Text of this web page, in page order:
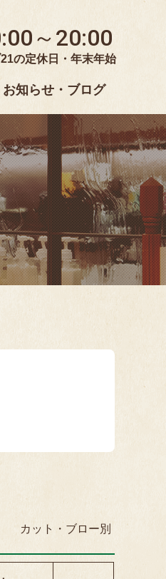
～20:00
の定休日・年末年始
お知らせ・ブログ
カット・ブロー別